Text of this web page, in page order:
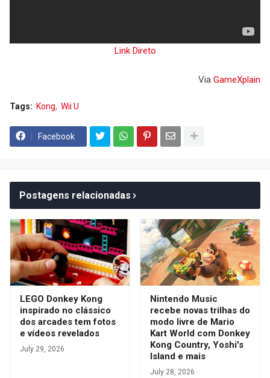
Link Direto
Via GameXplain
Tags: Kong Wii U
Facebook
Postagens relacionadas
LEGO Donkey Kong
inspirado no clássico
dos arcades tem fotos
e vídeos revelados
July 29, 2026
Nintendo Music
recebe novas trilhas do
modo livre de Mario
Kart World com Donkey
Kong Country, Yoshi's
Island e mais
July 28, 2026